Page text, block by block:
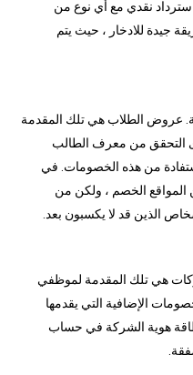
نقدي مع أي نوع من
جيدة للادخار ، حيث يتم
عروض الطلاب هي تلك المقدمة
التحقق من معرف الطالب
من هذه الخصومات. في
المواقع الخصم ، ولكن من
الذين قد لا يكسبون بعد.
هي تلك المقدمة لموظفي
الإضافية التي يقدمها
هوية الشركة في حساب